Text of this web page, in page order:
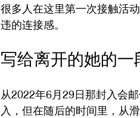
很多人在这里第一次接触活
违的连接感。
写给离开的她的一
从2022年6月29日那封入会
入，但在随后的时间里，从